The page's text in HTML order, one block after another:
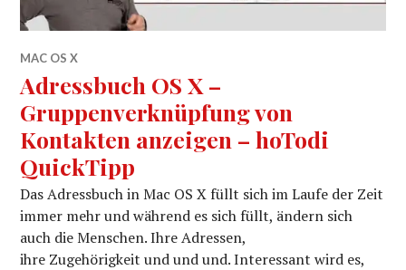
MAC OS X
Adressbuch OS X –
Gruppenverknüpfung von
Kontakten anzeigen – hoTodi
QuickTipp
Das Adressbuch in Mac OS X füllt sich im Laufe der Zeit
immer mehr und während es sich füllt, ändern sich
auch die Menschen. Ihre Adressen,
ihre Zugehörigkeit und und und. Interessant wird es,